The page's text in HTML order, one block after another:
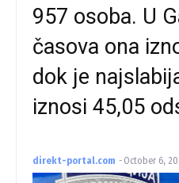
957 osoba. U
časova ona
dok je
iznosi 45,05
direkt-portal.com - October 6,